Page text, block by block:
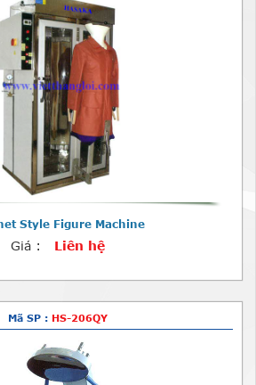
Style Figure Machine
Giá : Liên hệ
Mã SP : HS-206QY